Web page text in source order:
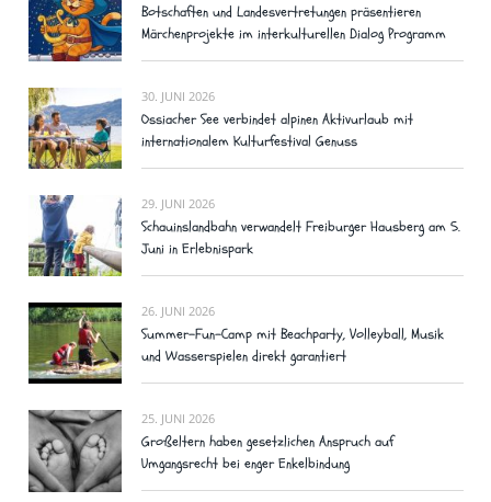
Botschaften und Landesvertretungen präsentieren
Märchenprojekte im interkulturellen Dialog Programm
30. JUNI 2026
Ossiacher See verbindet alpinen Aktivurlaub mit
internationalem Kulturfestival Genuss
29. JUNI 2026
Schauinslandbahn verwandelt Freiburger Hausberg am 5.
Juni in Erlebnispark
26. JUNI 2026
Summer-Fun-Camp mit Beachparty, Volleyball, Musik
und Wasserspielen direkt garantiert
25. JUNI 2026
Großeltern haben gesetzlichen Anspruch auf
Umgangsrecht bei enger Enkelbindung